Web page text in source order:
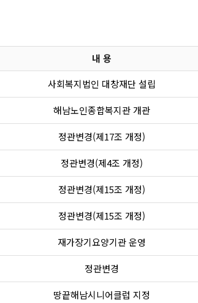
내 용
사회복지법인 대창재단 설립
해남노인종합복지관 개관
정관변경(제17조 개정)
정관변경(제4조 개정)
정관변경(제15조 개정)
정관변경(제15조 개정)
재가장기요양기관 운영
정관변경
땅끝해남시니어클럽 지정